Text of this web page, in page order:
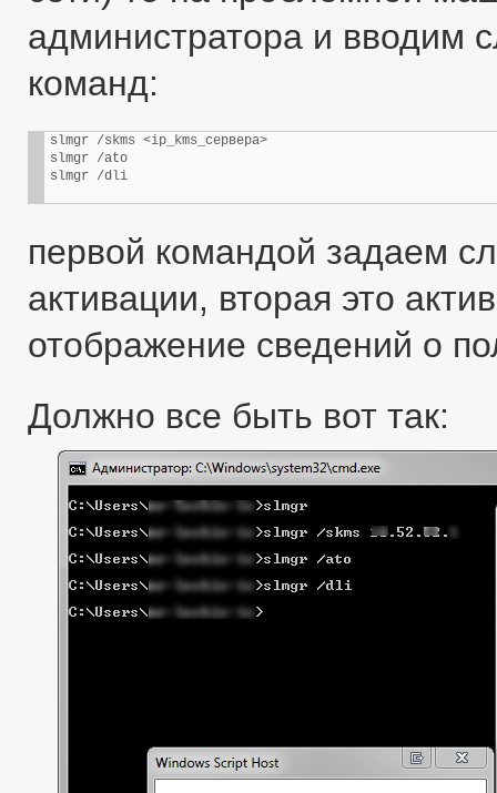
администратора и вводим
команд:
slmgr /skms <ip_kms_сервера>
slmgr /ato
slmgr /dli
первой командой задаем
активации, вторая это
отображение сведений о
Должно все быть вот так: